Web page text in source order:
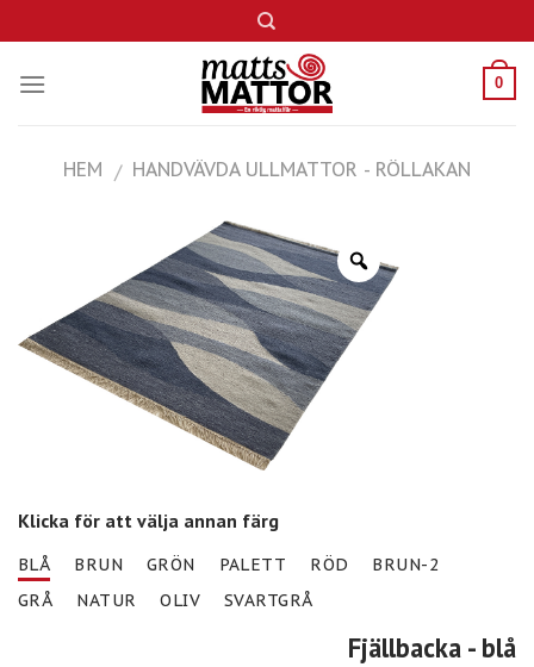
to
content
0
HEM / HANDVÄVDA ULLMATTOR - RÖLLAKAN
Klicka för att välja annan färg
BLÅ BRUN GRÖN PALETT RÖD
BRUN-2
GRÅ
NATUR OLIV SVARTGRÅ
Fjällbacka - blå